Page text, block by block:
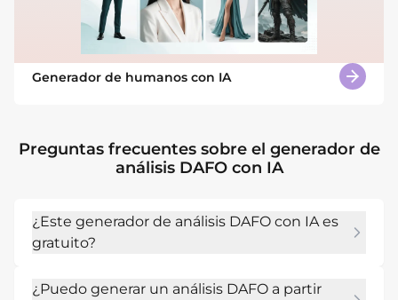
Generador de humanos con IA
Preguntas frecuentes sobre el generador de
análisis DAFO con IA
¿Este generador de análisis DAFO con IA es
gratuito?
créditos de IA gratuitos para crear matrices de
¿Puedo generar un análisis DAFO a partir